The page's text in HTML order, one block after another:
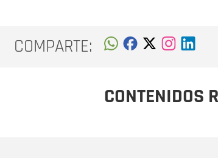
COMPARTE:
CONTENIDOS